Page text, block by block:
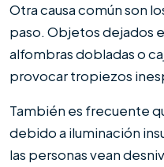
Otra causa común son
paso. Objetos dejados
alfombras dobladas o
provocar tropiezos
También es frecuente
debido a iluminación
las personas vean